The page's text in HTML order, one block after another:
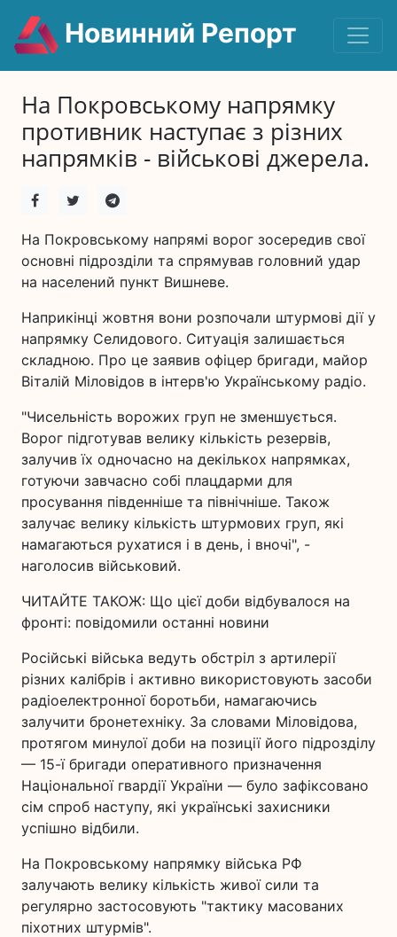
Новинний Репорт
На Покровському напрямку
противник наступає з різних
напрямків - військові джерела.
На Покровському напрямі ворог зосередив свої
основні підрозділи та спрямував головний удар
на населений пункт Вишневе.
Наприкінці жовтня вони розпочали штурмові дії у
напрямку Селидового. Ситуація залишається
складною. Про це заявив офіцер бригади, майор
Віталій Міловідов в інтерв'ю Українському радіо.
"Чисельність ворожих груп не зменшується.
Ворог підготував велику кількість резервів,
залучив їх одночасно на декількох напрямках,
готуючи завчасно собі плацдарми для
просування південніше та північніше. Також
залучає велику кількість штурмових груп, які
намагаються рухатися і в день, і вночі", -
наголосив військовий.
ЧИТАЙТЕ ТАКОЖ: Що цієї доби відбувалося на
фронті: повідомили останні новини
Російські війська ведуть обстріл з артилерії
різних калібрів і активно використовують засоби
радіоелектронної боротьби, намагаючись
залучити бронетехніку. За словами Міловідова,
протягом минулої доби на позиції його підрозділу
— 15-ї бригади оперативного призначення
Національної гвардії України — було зафіксовано
сім спроб наступу, які українські захисники
успішно відбили.
На Покровському напрямку війська РФ
залучають велику кількість живої сили та
регулярно застосовують "тактику масованих
піхотних штурмів".